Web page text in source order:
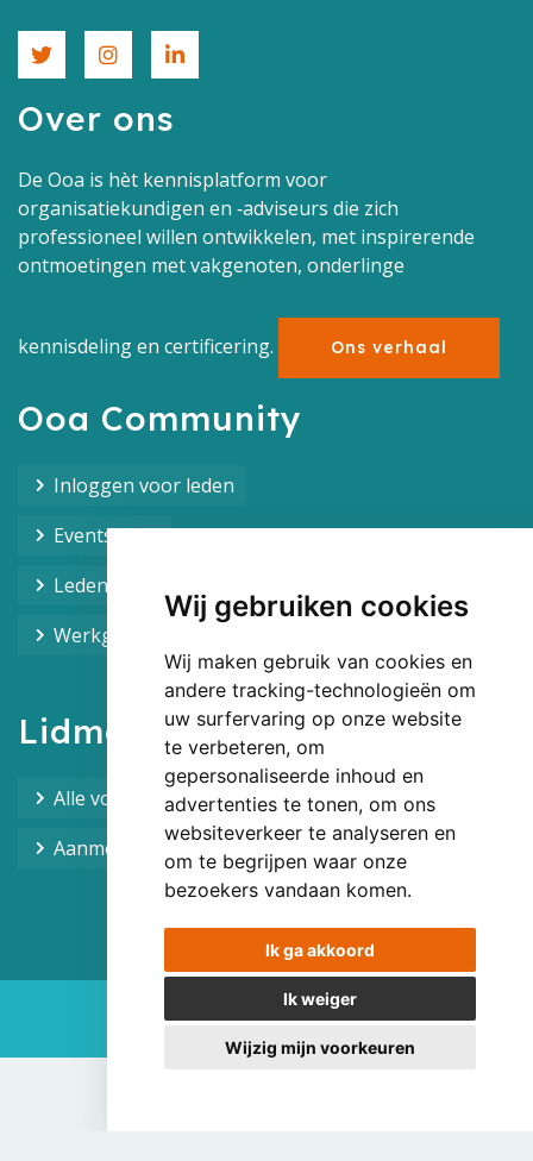
Wij gebruiken cookies
Wij maken gebruik van cookies en
andere tracking-technologieën om
uw surfervaring op onze website
te verbeteren, om
gepersonaliseerde inhoud en
advertenties te tonen, om ons
websiteverkeer te analyseren en
om te begrijpen waar onze
bezoekers vandaan komen.
Ik ga akkoord
Ik weiger
Wijzig mijn voorkeuren
Over ons
De Ooa is hèt kennisplatform voor
organisatiekundigen en ‑adviseurs die zich
professioneel willen ontwikkelen, met inspirerende
ontmoetingen met vakgenoten, onderlinge
kennisdeling en certificering. Ons verhaal
Ooa Community
Inloggen voor leden
Events Ooa
Leden overzicht
Werkgroepen overzicht
Lidmaatschap
Alle voordelen van het lidmaatschap
Aanmelden!
sitework